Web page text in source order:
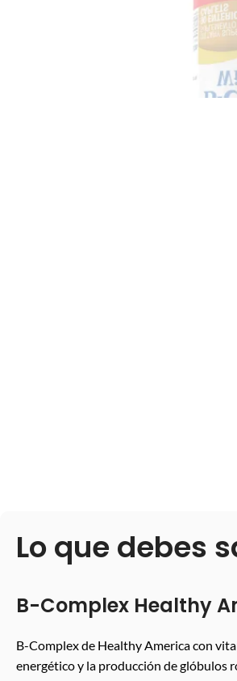
Lo que debes
B-Complex Healthy
B-Complex de Healthy America con
energético y la producción de glóbulos